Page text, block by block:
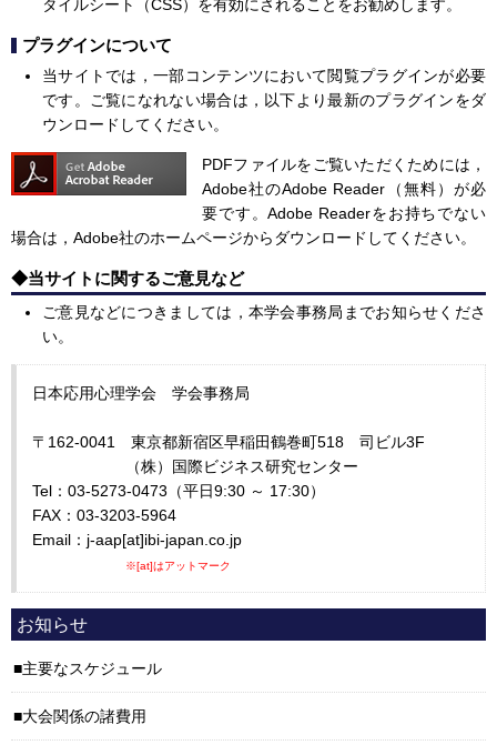
タイルシート（CSS）を有効にされることをお勧めします。
プラグインについて
当サイトでは，一部コンテンツにおいて閲覧プラグインが必要
です。ご覧になれない場合は，以下より最新のプラグインをダ
ウンロードしてください。
PDFファイルをご覧いただくためには，
Adobe社のAdobe Reader（無料）が必
要です。Adobe Readerをお持ちでない
場合は，Adobe社のホームページからダウンロードしてください。
◆当サイトに関するご意見など
ご意見などにつきましては，本学会事務局までお知らせくださ
い。
日本応用心理学会 学会事務局
〒162-0041 東京都新宿区早稲田鶴巻町518 司ビル3F
（株）国際ビジネス研究センター
Tel：03-5273-0473（平日9:30 ～ 17:30）
FAX：03-3203-5964
Email：j-aap[at]ibi-japan.co.jp
※[at]はアットマーク
お知らせ
主要なスケジュール
大会関係の諸費用